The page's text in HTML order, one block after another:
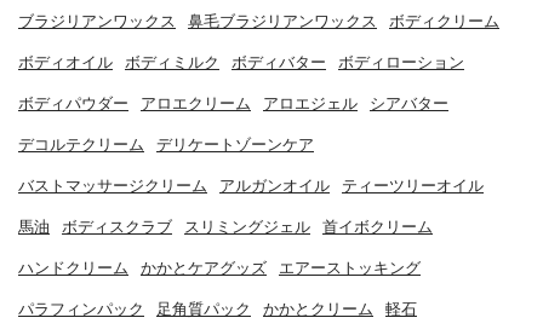
ブラジリアンワックス 鼻毛ブラジリアンワックス ボディクリーム
ボディオイル ボディミルク ボディバター ボディローション
ボディパウダー アロエクリーム アロエジェル シアバター
デコルテクリーム デリケートゾーンケア
バストマッサージクリーム アルガンオイル ティーツリーオイル
馬油 ボディスクラブ スリミングジェル 首イボクリーム
ハンドクリーム かかとケアグッズ エアーストッキング
パラフィンパック 足角質パック かかとクリーム 軽石